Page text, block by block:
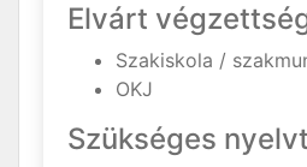
Elvárt
Szakiskola /
OKJ
Szükséges